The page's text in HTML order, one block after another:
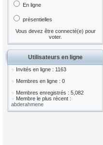
En ligne
présentielles
Vous devez être connecté(e) pour
voter.
Utilisateurs en ligne
Invités en ligne : 1163
Membres en ligne : 0
Membres enregistrés : 5,082
Membre le plus récent :
abderahmene